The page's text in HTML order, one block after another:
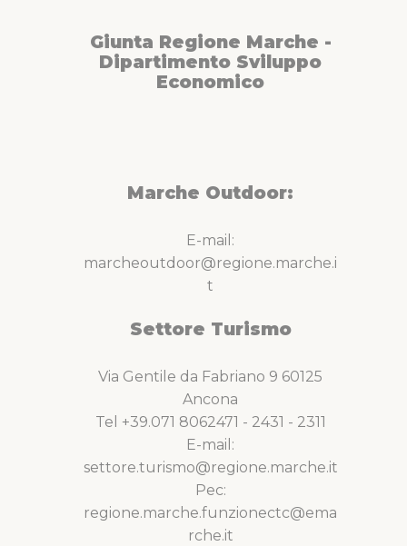
Giunta Regione Marche -
Dipartimento Sviluppo
Economico
Marche Outdoor:
E-mail:
marcheoutdoor@regione.marche.i
t
Settore Turismo
Via Gentile da Fabriano 9 60125
Ancona
Tel +39.071 8062471 - 2431 - 2311
E-mail:
settore.turismo@regione.marche.it
Pec:
regione.marche.funzionectc@ema
rche.it